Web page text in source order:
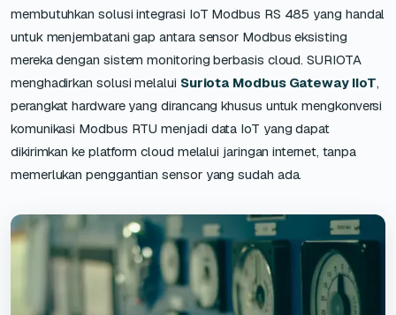
membutuhkan solusi integrasi IoT Modbus RS 485 yang handal
untuk menjembatani gap antara sensor Modbus eksisting
mereka dengan sistem monitoring berbasis cloud. SURIOTA
menghadirkan solusi melalui Suriota Modbus Gateway IIoT,
perangkat hardware yang dirancang khusus untuk mengkonversi
komunikasi Modbus RTU menjadi data IoT yang dapat
dikirimkan ke platform cloud melalui jaringan internet, tanpa
memerlukan penggantian sensor yang sudah ada.